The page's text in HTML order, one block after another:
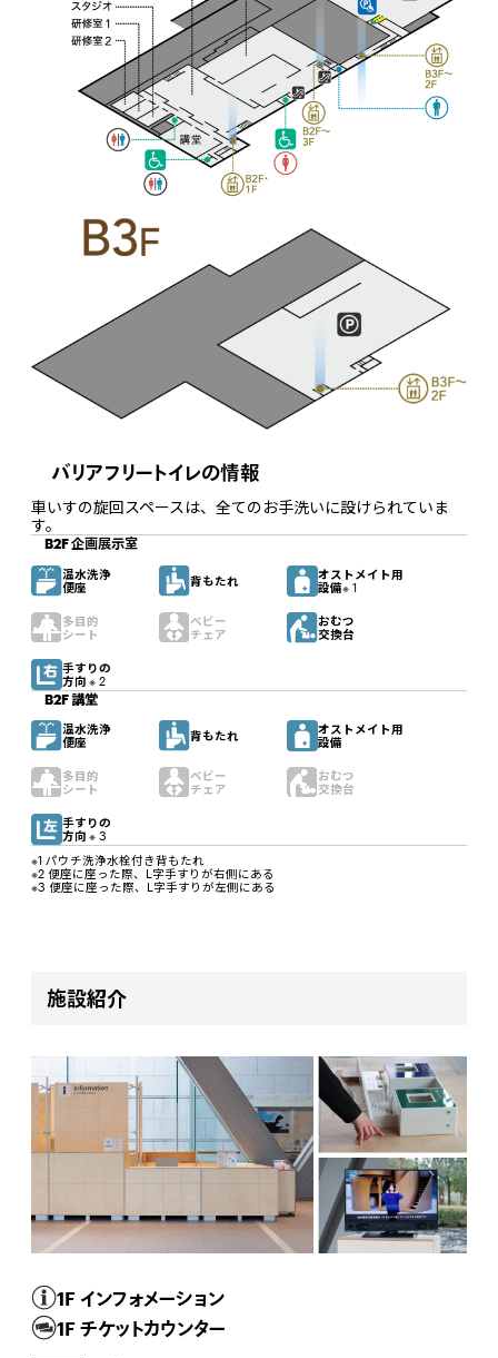
バリアフリートイレの情報
車いすの旋回スペースは、全てのお手洗いに設けられていま
す。
B2F 企画展示室
温水洗浄
便座
背もたれ
オストメイト用
設備※ 1
多目的
シート
ベビー
チェア
おむつ
交換台
手すりの
方向 ※ 2
B2F 講堂
温水洗浄
便座
背もたれ
オストメイト用
設備
多目的
シート
ベビー
チェア
おむつ
交換台
手すりの
方向 ※ 3
※1 パウチ洗浄水栓付き背もたれ
※2 便座に座った際、L字手すりが右側にある
※3 便座に座った際、L字手すりが左側にある
施設紹介
1F インフォメーション
1F チケットカウンター